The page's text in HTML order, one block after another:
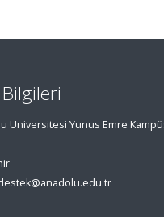
Üniversitesi Yunus Emre